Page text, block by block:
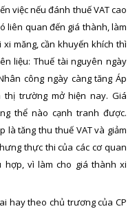
việc nếu đánh thuế VAT cao
liên quan đến giá thành, làm
măng, cần khuyến khích thì
liệu: Thuế tài nguyên ngày
công ngày càng tăng Áp
trường mở hiện nay. Giá
thể nào cạnh tranh được.
tăng thu thuế VAT và giảm
thực thi của các cơ quan
vì làm cho giá thành xi
hay theo chủ trương của CP